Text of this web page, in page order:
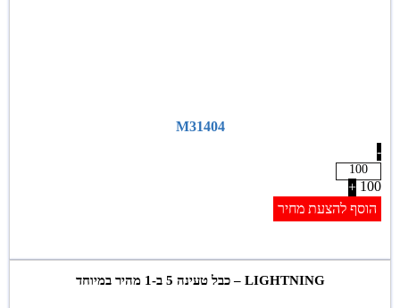
M31404
-
100
+
הוסף להצעת מחיר
LIGHTNING – כבל טעינה 5 ב-1 מהיר במיוחד